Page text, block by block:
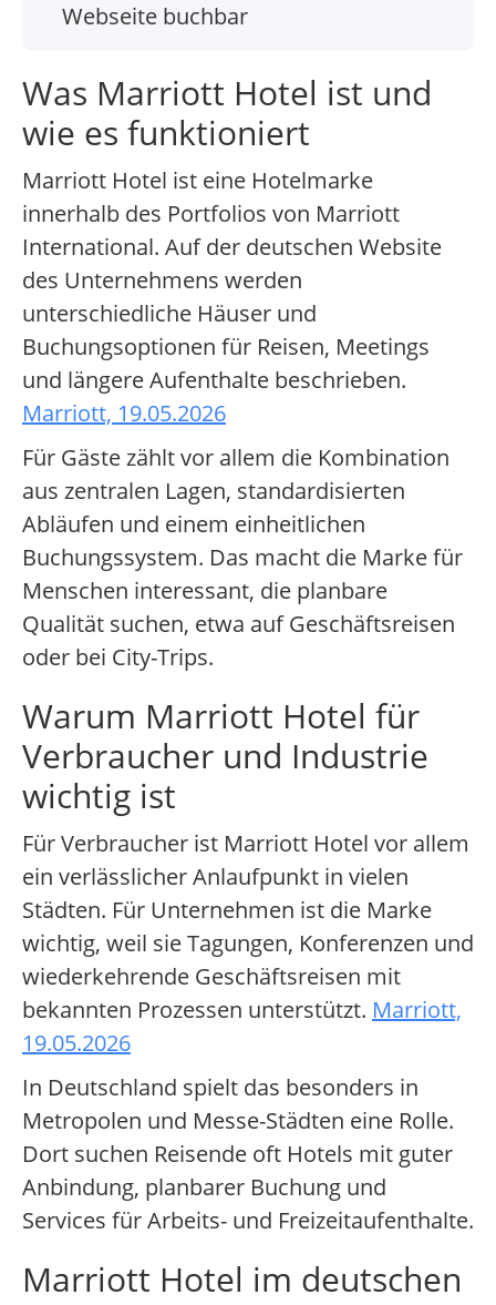
Webseite buchbar
Was Marriott Hotel ist und
wie es funktioniert
Marriott Hotel ist eine Hotelmarke
innerhalb des Portfolios von Marriott
International. Auf der deutschen Website
des Unternehmens werden
unterschiedliche Häuser und
Buchungsoptionen für Reisen, Meetings
und längere Aufenthalte beschrieben.
Marriott, 19.05.2026
Für Gäste zählt vor allem die Kombination
aus zentralen Lagen, standardisierten
Abläufen und einem einheitlichen
Buchungssystem. Das macht die Marke für
Menschen interessant, die planbare
Qualität suchen, etwa auf Geschäftsreisen
oder bei City-Trips.
Warum Marriott Hotel für
Verbraucher und Industrie
wichtig ist
Für Verbraucher ist Marriott Hotel vor allem
ein verlässlicher Anlaufpunkt in vielen
Städten. Für Unternehmen ist die Marke
wichtig, weil sie Tagungen, Konferenzen und
wiederkehrende Geschäftsreisen mit
bekannten Prozessen unterstützt. Marriott,
19.05.2026
In Deutschland spielt das besonders in
Metropolen und Messe-Städten eine Rolle.
Dort suchen Reisende oft Hotels mit guter
Anbindung, planbarer Buchung und
Services für Arbeits- und Freizeitaufenthalte.
Marriott Hotel im deutschen